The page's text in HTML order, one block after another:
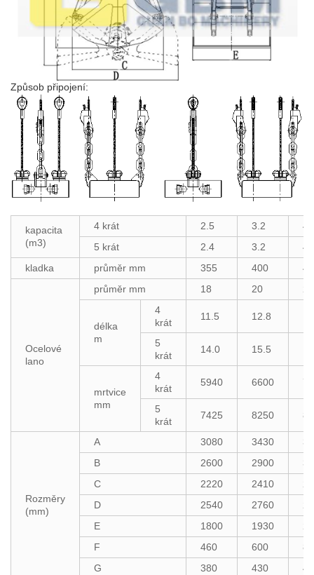
Způsob připojení:
kapacita
(m3)
4 krát 2.5 3.2
5 krát
2.4 3.2
kladka
průměr mm 355 400
Ocelové
lano
průměr mm 18 20
délka
m
4
krát
11.5 12.8
5
krát
14.0 15.5
mrtvice
mm
4
krát
5940 6600
5
krát
7425 8250
Rozměry
(mm)
A 3080 3430
B
2600 2900
C
2220 2410
D
2540 2760
E
1800 1930
F
460 600
G
380 430